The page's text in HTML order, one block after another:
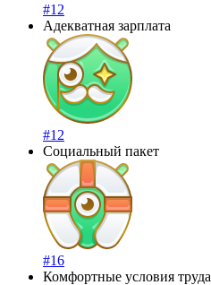
#12
Адекватная зарплата
#12
Социальный пакет
#16
Комфортные условия труда